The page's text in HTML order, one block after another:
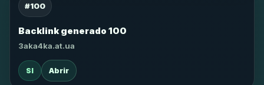
#100
Backlink generado 100
3aka4ka.at.ua
SI Abrir